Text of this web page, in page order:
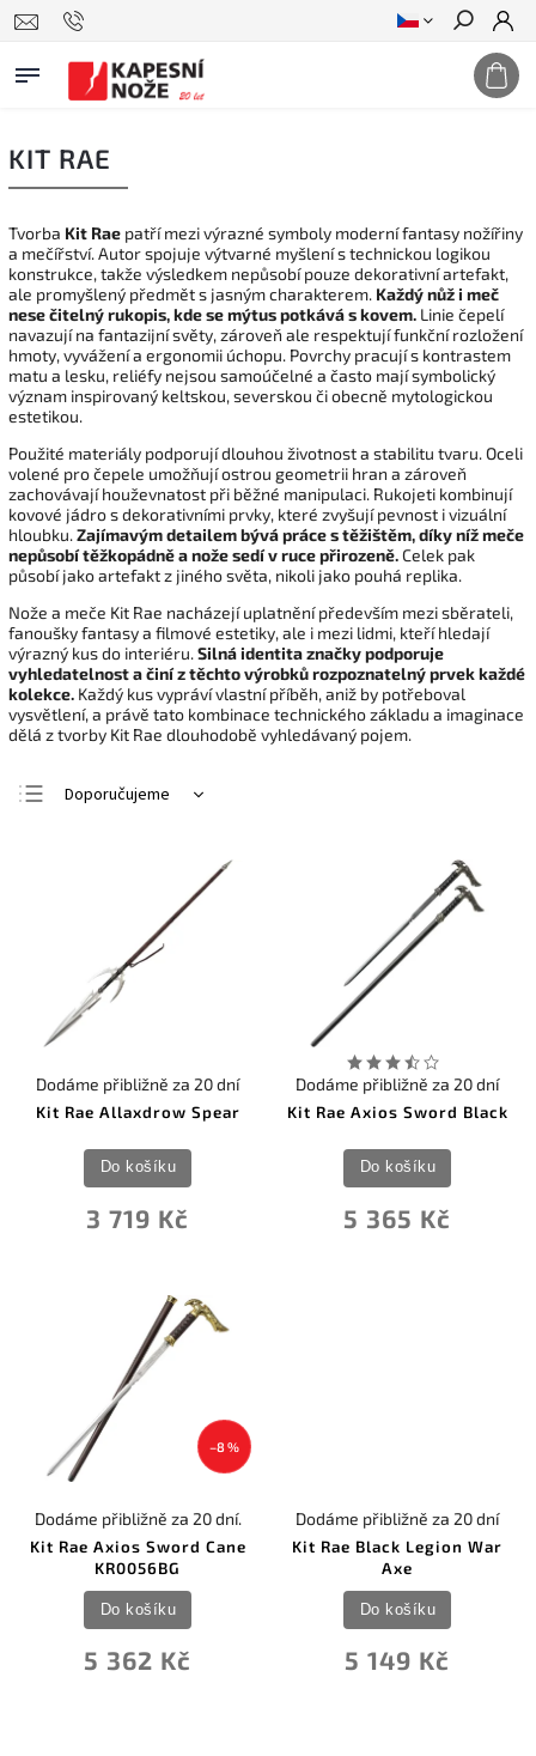
Hledat
KIT RAE
Tvorba Kit Rae patří mezi výrazné symboly moderní fantasy nožířiny
a mečířství. Autor spojuje výtvarné myšlení s technickou logikou
konstrukce, takže výsledkem nepůsobí pouze dekorativní artefakt,
ale promyšlený předmět s jasným charakterem. Každý nůž i meč
nese čitelný rukopis, kde se mýtus potkává s kovem. Linie čepelí
navazují na fantazijní světy, zároveň ale respektují funkční rozložení
hmoty, vyvážení a ergonomii úchopu. Povrchy pracují s kontrastem
matu a lesku, reliéfy nejsou samoúčelné a často mají symbolický
význam inspirovaný keltskou, severskou či obecně mytologickou
estetikou.
Použité materiály podporují dlouhou životnost a stabilitu tvaru. Oceli
volené pro čepele umožňují ostrou geometrii hran a zároveň
zachovávají houževnatost při běžné manipulaci. Rukojeti kombinují
kovové jádro s dekorativními prvky, které zvyšují pevnost i vizuální
hloubku.Zajímavým detailem bývá práce s těžištěm, díky níž meče
nepůsobí těžkopádně a nože sedí v ruce přirozeně.Celek pak
působí jako artefakt z jiného světa, nikoli jako pouhá replika.
Nože a meče Kit Rae nacházejí uplatnění především mezi sběrateli,
fanoušky fantasy a filmové estetiky, ale i mezi lidmi, kteří hledají
výrazný kus do interiéru.Silná identita značky podporuje
vyhledatelnost a činí z těchto výrobků rozpoznatelný prvek každé
kolekce. Každý kus vypráví vlastní příběh, aniž by potřeboval
vysvětlení, a právě tato kombinace technického základu a imaginace
dělá z tvorby Kit Rae dlouhodobě vyhledávaný pojem.
Doporučujeme
Nejprodávanější
Abecedně
Kit Rae Allaxdrow Spear
Dodáme přibližně za 20 dní
3 719 Kč
Do košíku
Kit Rae Axios Sword Black
Dodáme přibližně za 20 dní
5 365 Kč
Do košíku
–8 %
Kit Rae Axios Sword Cane
KR0056BG
Dodáme přibližně za 20 dní.
5 362 Kč
Do košíku
Kit Rae Black Legion War
Axe
Dodáme přibližně za 20 dní
5 149 Kč
Do košíku